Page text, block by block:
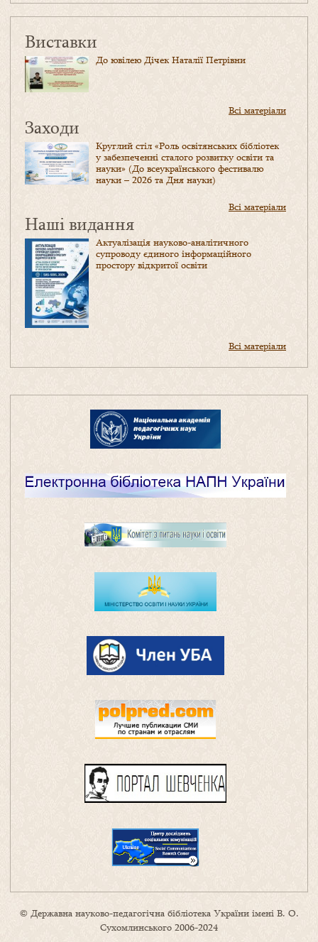
Виставки
До ювілею Дічек Наталії Петрівни
Всі матеріали
Заходи
Круглий стіл «Роль освітянських бібліотек
у забезпеченні сталого розвитку освіти та
науки» (До всеукраїнського фестивалю
науки – 2026 та Дня науки)
Всі матеріали
Наші видання
Актуалізація науково-аналітичного
супроводу єдиного інформаційного
простору відкритої освіти
Всі матеріали
© Державна науково-педагогічна бібліотека України імені В. О.
Сухомлинського 2006-2024